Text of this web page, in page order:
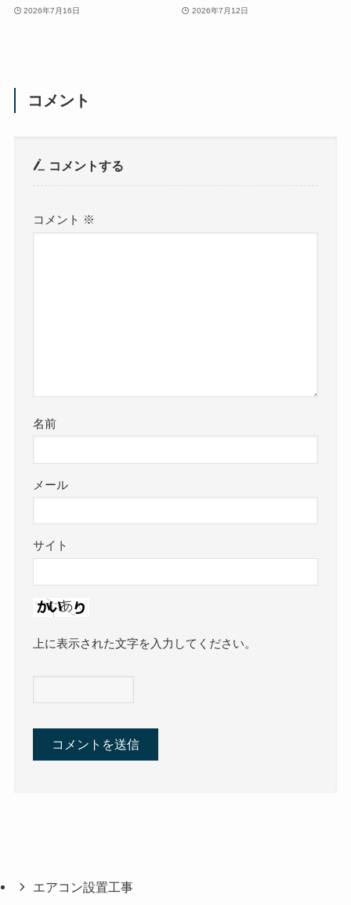
2026年7月16日 2026年7月12日
コメント
コメントする
コメント ※
名前
メール
サイト
上に表示された文字を入力してください。
エアコン設置工事